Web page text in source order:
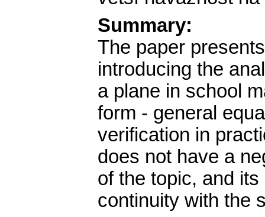
Summary:
The paper
introducing the
a plane in school
form - general
verification in
does not have a
of the topic, and
continuity with the